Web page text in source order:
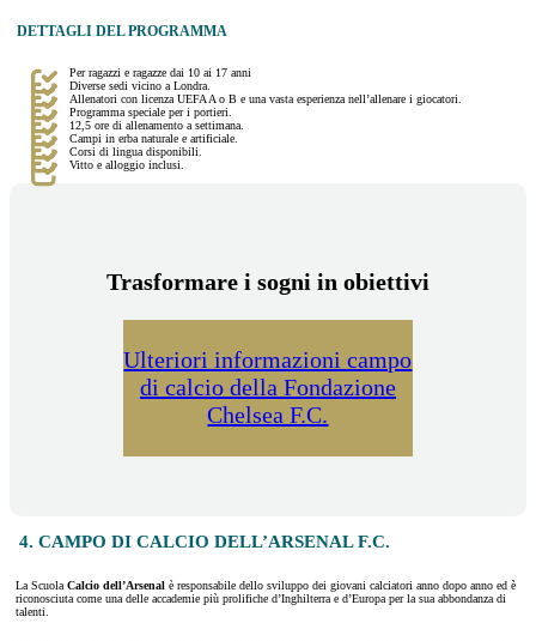
DETTAGLI DEL PROGRAMMA
Per ragazzi e ragazze dai 10 ai 17 anni
Diverse sedi vicino a Londra.
Allenatori con licenza UEFA A o B e una vasta esperienza nell’allenare i giocatori.
Programma speciale per i portieri.
12,5 ore di allenamento a settimana.
Campi in erba naturale e artificiale.
Corsi di lingua disponibili.
Vitto e alloggio inclusi.
Trasformare i sogni in obiettivi
Ulteriori informazioni campo
di calcio della Fondazione
Chelsea F.C.
4. CAMPO DI CALCIO DELL’ARSENAL F.C.
La Scuola Calcio dell’Arsenal è responsabile dello sviluppo dei giovani calciatori anno dopo anno ed è
riconosciuta come una delle accademie più prolifiche d’Inghilterra e d’Europa per la sua abbondanza di
talenti.